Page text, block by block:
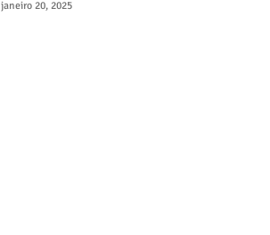
"Maior contratação, menor
janeiro 20, 2025